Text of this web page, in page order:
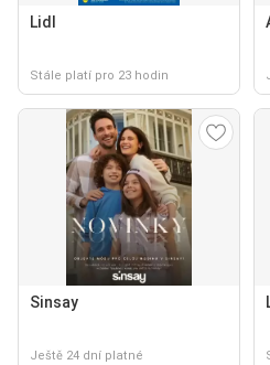
Lidl
Stále platí pro 23 hodin
Sinsay
Ještě 24 dní platné